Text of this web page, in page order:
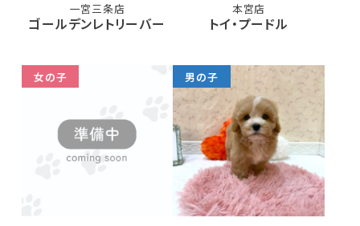
一宮三条店
ゴールデンレトリーバー
本宮店
トイ・プードル
女の子 男の子